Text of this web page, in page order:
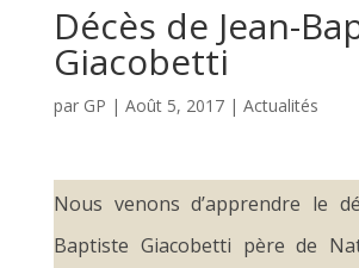
Décès de Jean-
Giacobetti
par GP | Août 5, 2017| Actualités
Nous venons d’apprendre le
Baptiste Giacobetti père de